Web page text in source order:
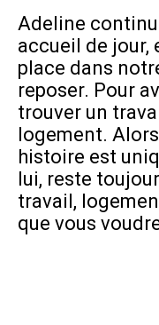
Adeline
accueil de jour,
place dans
reposer. Pour
trouver un
logement.
histoire est
lui, reste
travail,
que vous